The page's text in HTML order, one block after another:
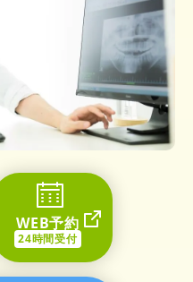
WEB予約
24時間受付